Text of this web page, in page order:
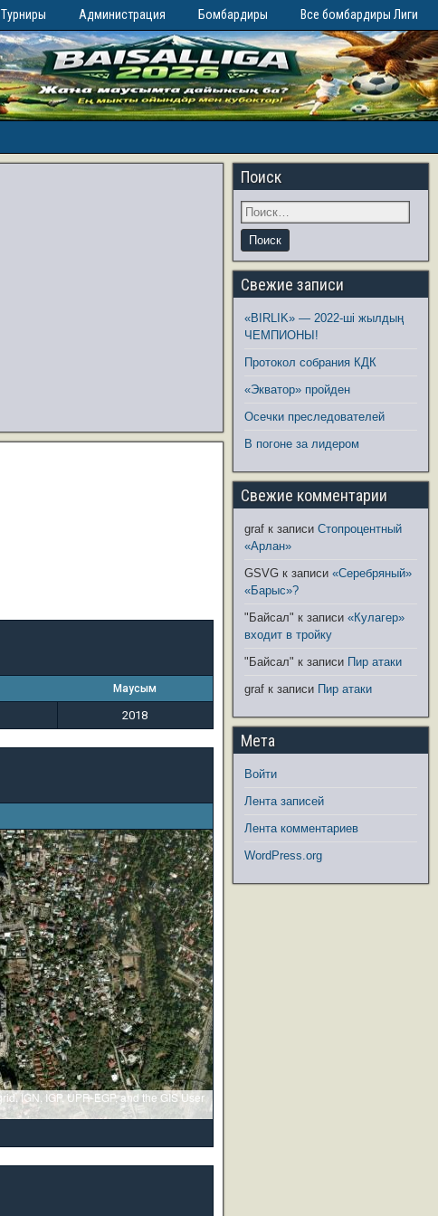
Турниры Администрация Бомбардиры Все бомбардиры Лиги
Маусым
2018
IGN, IGP, UPR-EGP, and the GIS User
Поиск
Свежие записи
«BIRLIK» — 2022-ші жылдың
ЧЕМПИОНЫ!
Протокол собрания КДК
«Экватор» пройден
Осечки преследователей
В погоне за лидером
Свежие комментарии
graf к записиСтопроцентный
«Арлан»
GSVG к записи«Серебряный»
«Барыс»?
"Байсал" к записи«Кулагер»
входит в тройку
"Байсал" к записи Пир атаки
graf к записи Пир атаки
Мета
Войти
Лента записей
Лента комментариев
WordPress.org